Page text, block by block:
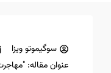
سوگیموتو ویزا
عنوان مقاله: